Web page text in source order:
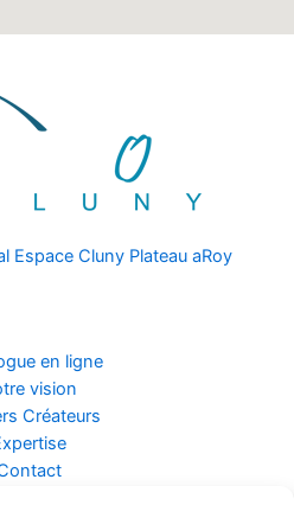
Espace Cluny Plateau aRoy
en ligne
vision
Créateurs